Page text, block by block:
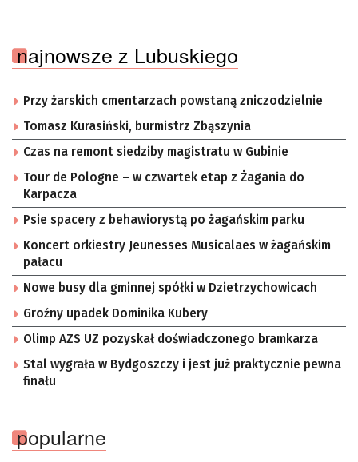
najnowsze z Lubuskiego
Przy żarskich cmentarzach powstaną zniczodzielnie
Tomasz Kurasiński, burmistrz Zbąszynia
Czas na remont siedziby magistratu w Gubinie
Tour de Pologne – w czwartek etap z Żagania do
Karpacza
Psie spacery z behawiorystą po żagańskim parku
Koncert orkiestry Jeunesses Musicalaes w żagańskim
pałacu
Nowe busy dla gminnej spółki w Dzietrzychowicach
Groźny upadek Dominika Kubery
Olimp AZS UZ pozyskał doświadczonego bramkarza
Stal wygrała w Bydgoszczy i jest już praktycznie pewna
finału
popularne